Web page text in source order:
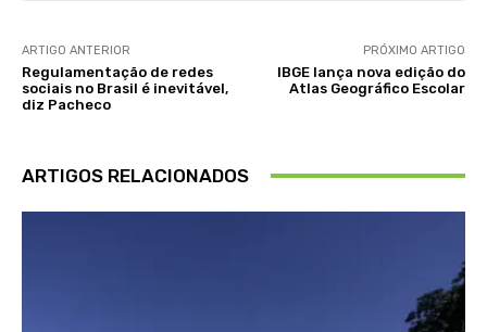
ARTIGO ANTERIOR
Regulamentação de redes
sociais no Brasil é inevitável,
diz Pacheco
PRÓXIMO ARTIGO
IBGE lança nova edição do
Atlas Geográfico Escolar
ARTIGOS RELACIONADOS